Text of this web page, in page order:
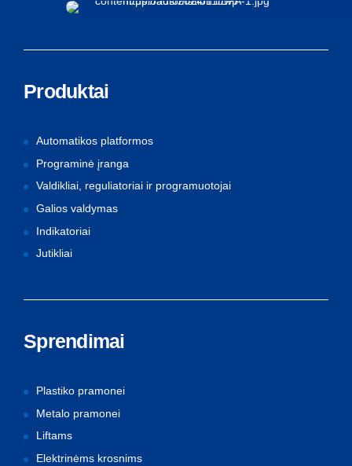
Produktai
Automatikos platformos
Programinė įranga
Valdikliai, reguliatoriai ir programuotojai
Galios valdymas
Indikatoriai
Jutikliai
Sprendimai
Plastiko pramonei
Metalo pramonei
Liftams
Elektrinėms krosnims